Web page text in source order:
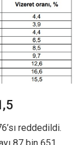
reddedildi.